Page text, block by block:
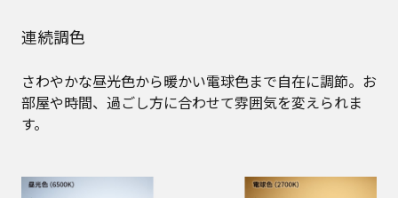
連続調色
さわやかな昼光色から暖かい電球色まで自在に調節。お
部屋や時間、過ごし方に合わせて雰囲気を変えられま
す。